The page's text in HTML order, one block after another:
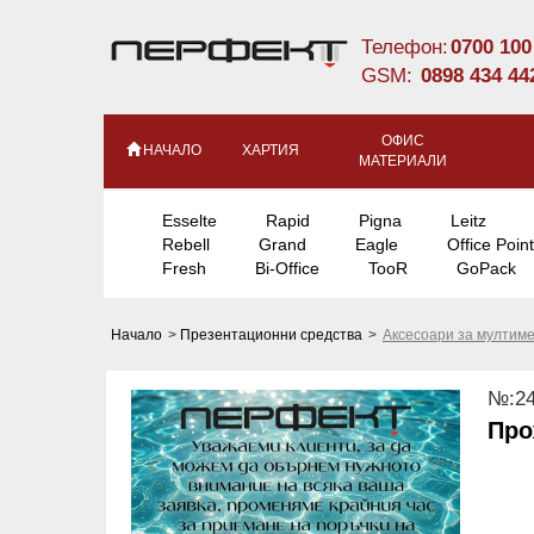
Телефон:0700
GSM: 0898 434
НАЧАЛО ХАРТИЯ
ОФИС
МАТЕРИАЛИ
Esselte Rapid Pigna
Leitz
Rebell
Grand Eagle
Office Point
Fresh
Bi-Office TooR GoPack
Начало > Презентационни средства > Аксесоари за